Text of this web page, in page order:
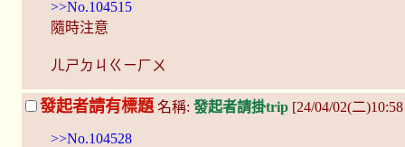
>>No.104515
隨時注意
ㄦㄕㄉㄐㄍㄧㄏㄨ
發起者請有標題 名稱: 發起者請掛trip [24/04/02(二
>>No.104528